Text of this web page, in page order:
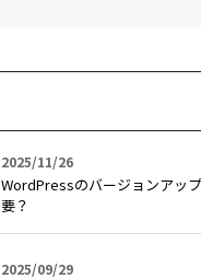
WordPressのバージョンアッ
要？
2025/11/26
2025/09/29